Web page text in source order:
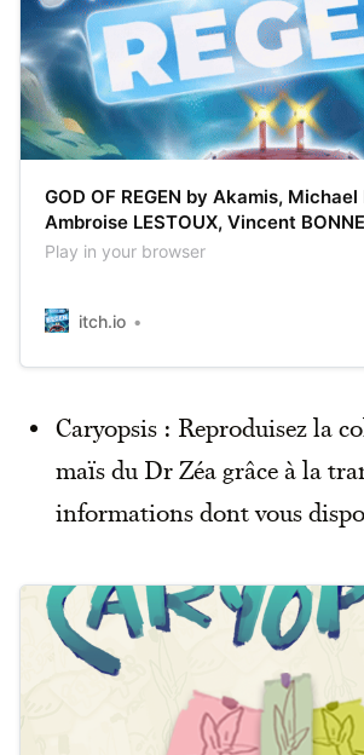
GOD OF REGEN by Akamis,
Ambroise LESTOUX, Vincent
Play in your browser
itch.io
Caryopsis : Reproduisez la
maïs du Dr Zéa grâce à la
informations dont vous